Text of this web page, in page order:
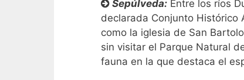
Sepúlveda: Entre los ríos
declarada Conjunto
como la iglesia de San
sin visitar el Parque Natural
fauna en la que destaca el